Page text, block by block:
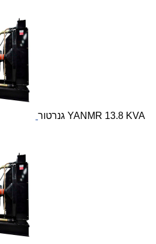
גנרטור YANMR 13.8 KVA